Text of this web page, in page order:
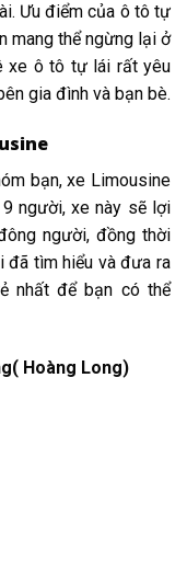
Ưu điểm của ô tô tự
mang thểngừng lại ở
xe ô tô tự lái rất yêu
gia đình và bạn bè.
bạn, xe Limousine
9 người, xe này sẽ lợi
người, đồng thời
đã tìmhiểu và đưa ra
nhất để bạn cóthể
Hoàng Long)